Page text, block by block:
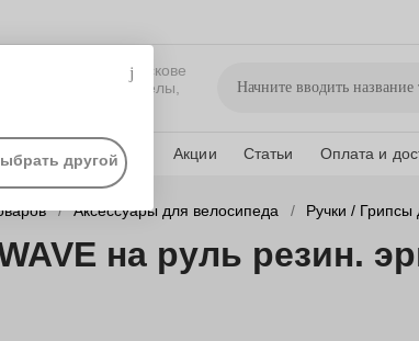
другой
Велосипеды в Пскове
самокаты, беговелы,
О компании Акции Статьи Оплата и
Аксессуары для велосипеда Ручки / Грипсы
на руль резин.